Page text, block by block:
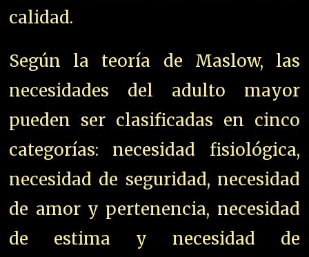
calidad.
Según la teoría de Maslow, las
necesidades del adulto mayor
pueden ser clasificadas en cinco
categorías: necesidad fisiológica,
necesidad de seguridad, necesidad
de amor y pertenencia, necesidad
de estima y necesidad de